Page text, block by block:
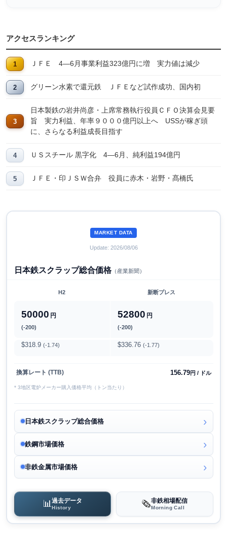
アクセスランキング
ＪＦＥ 4―6月事業利益323億円に増 実力値は減少
グリーン水素で還元鉄 ＪＦＥなど試作成功、国内初
日本製鉄の岩井尚彦・上席常務執行役員ＣＦＯ決算会見要
旨 実力利益、年率９０００億円以上へ USSが稼ぎ頭
に、さらなる利益成長目指す
ＵＳスチール 黒字化 4―6月、純利益194億円
ＪＦＥ・印ＪＳＷ合弁 役員に赤木・岩野・髙橋氏
MARKET DATA
Update: 2026/08/06
日本鉄スクラップ総合価格（産業新聞）
H2 新断プレス
50000 円
(-200)
52800 円
(-200)
$318.9 (-1.74) $336.76 (-1.77)
換算レート (TTB) 156.79円 / ドル
* 3地区電炉メーカー購入価格平均（トン当たり）
日本鉄スクラップ総合価格
鉄鋼市場価格
非鉄金属市場価格
📊過去データ
History 🗞️非鉄相場配信
Morning Call